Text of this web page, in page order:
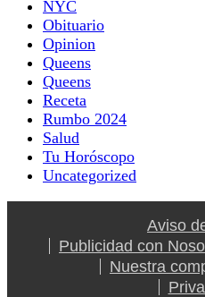
NYC
Obituario
Opinion
Queens
Queens
Receta
Rumbo 2024
Salud
Tu Horóscopo
Uncategorized
Aviso
Publicidad con
Nuestra